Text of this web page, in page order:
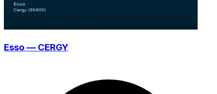
Esso — CERGY